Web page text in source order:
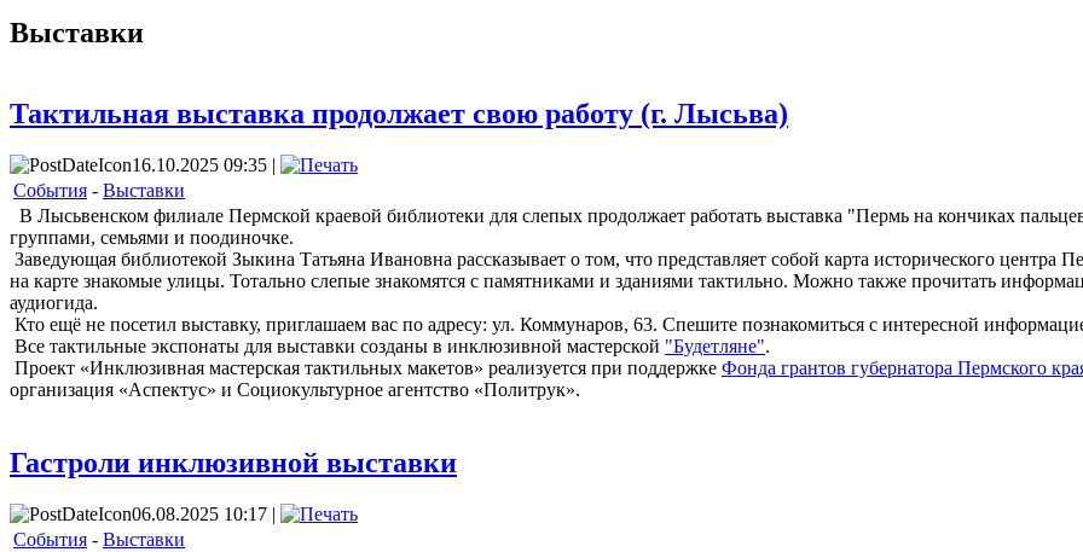
Выставки
Тактильная выставка продолжает свою работу (г. Лысьва)
16.10.2025 09:35 |
События - Выставки
В Лысьвенском филиале Пермской краевой библиотеки для слепых продолжает работать выставка "Пермь на кончиках
группами, семьями и поодиночке.
Заведующая библиотекой Зыкина Татьяна Ивановна рассказывает о том, что представляет собой карта исторического
на карте знакомые улицы. Тотально слепые знакомятся с памятниками и зданиями тактильно. Можно также прочитать
аудиогида.
Кто ещё не посетил выставку, приглашаем вас по адресу: ул. Коммунаров, 63. Спешите познакомиться с интересной
Все тактильные экспонаты для выставки созданы в инклюзивной мастерской "Будетляне".
Проект «Инклюзивная мастерская тактильных макетов» реализуется при поддержке Фонда грантов губернатора Пермского
организация «Аспектус» и Социокультурное агентство «Политрук».
Гастроли инклюзивной выставки
06.08.2025 10:17 |
События - Выставки